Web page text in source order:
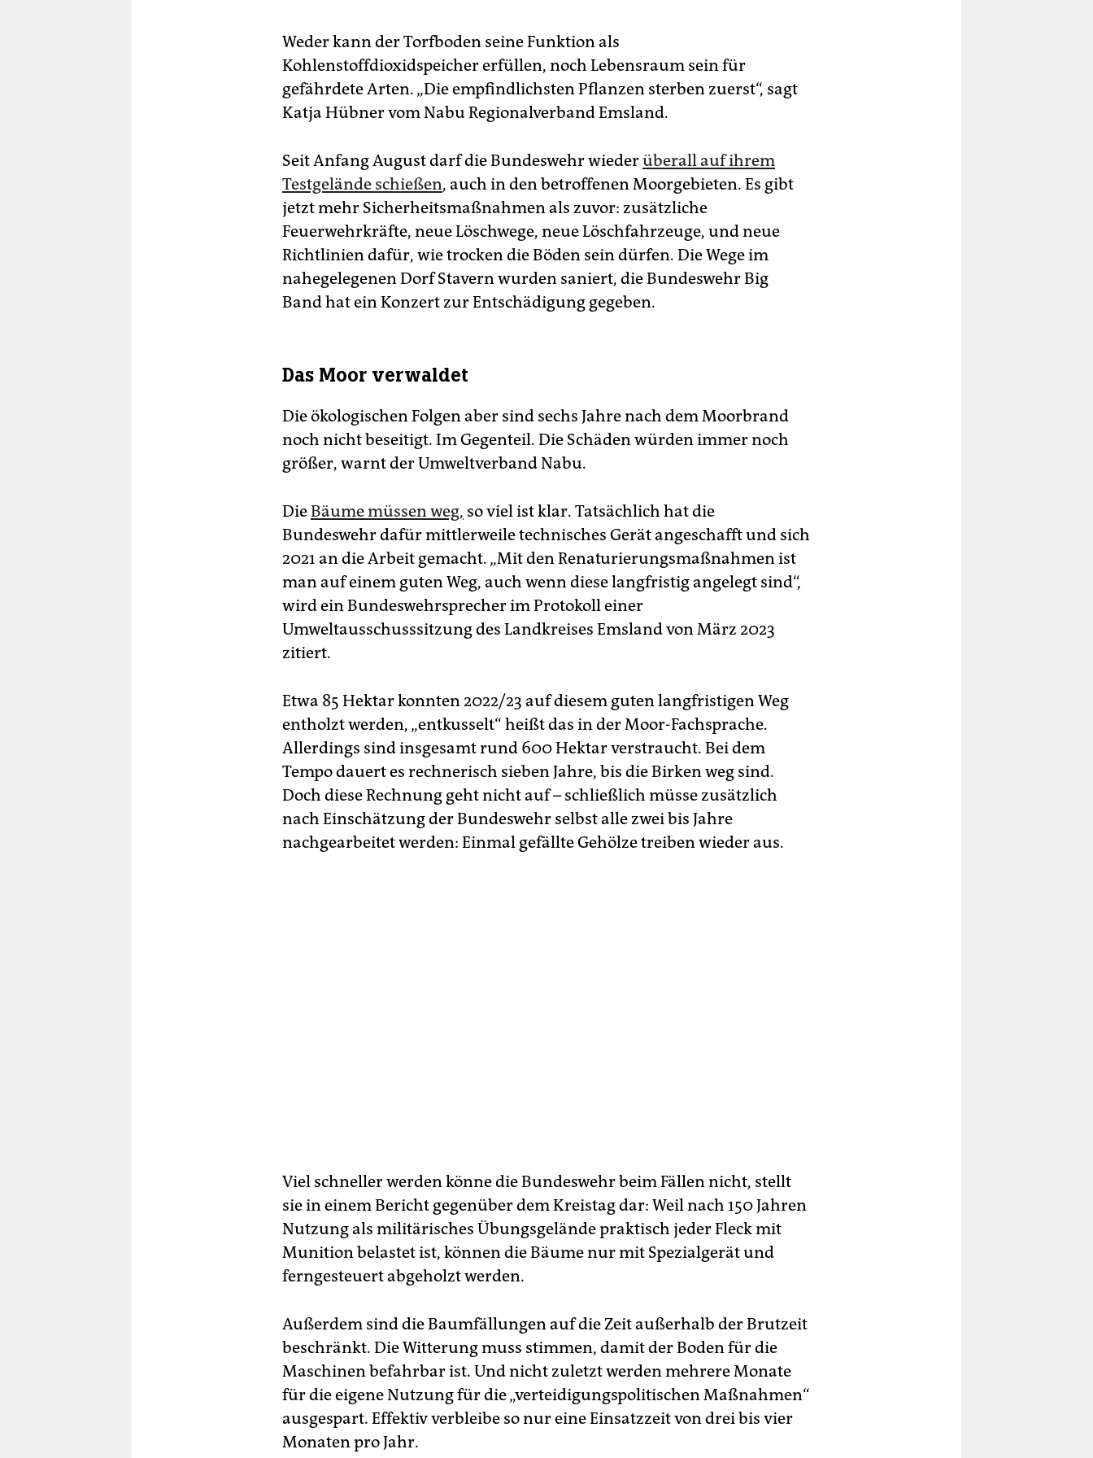
Weder kann der Torfboden seine Funktion als
Kohlenstoffdioxidspeicher erfüllen, noch Lebensraum sein für
gefährdete Arten. „Die empfindlichsten Pflanzen sterben zuerst“, sagt
Katja Hübner vom Nabu Regionalverband Emsland.
Seit Anfang August darf die Bundeswehr wiederüberall auf ihrem
Testgelände schießen, auch in den betroffenen Moorgebieten. Es gibt
jetzt mehr Sicherheitsmaßnahmen als zuvor: zusätzliche
Feuerwehrkräfte, neue Löschwege, neue Löschfahrzeuge, und neue
Richtlinien dafür, wie trocken die Böden sein dürfen. Die Wege im
nahegelegenen Dorf Stavern wurden saniert, die Bundeswehr Big
Band hat ein Konzert zur Entschädigung gegeben.
Das Moor verwaldet
Die ökologischen Folgen aber sind sechs Jahre nach dem Moorbrand
noch nicht beseitigt. Im Gegenteil. Die Schäden würden immer noch
größer, warnt der Umweltverband Nabu.
DieBäume müssen weg, so viel ist klar. Tatsächlich hat die
Bundeswehr dafür mittlerweile technisches Gerät angeschafft und sich
2021 an die Arbeit gemacht. „Mit den Renaturierungsmaßnahmen ist
man auf einem guten Weg, auch wenn diese langfristig angelegt sind“,
wird ein Bundeswehrsprecher im Protokoll einer
Umweltausschusssitzung des Landkreises Emsland von März 2023
zitiert.
Etwa 85 Hektar konnten 2022/23 auf diesem guten langfristigen Weg
entholzt werden, „entkusselt“ heißt das in der Moor-Fachsprache.
Allerdings sind insgesamt rund 600 Hektar verstraucht. Bei dem
Tempo dauert es rechnerisch sieben Jahre, bis die Birken weg sind.
Doch diese Rechnung geht nicht auf – schließlich müsse zusätzlich
nach Einschätzung der Bundeswehr selbst alle zwei bis Jahre
nachgearbeitet werden: Einmal gefällte Gehölze treiben wieder aus.
Viel schneller werden könne die Bundeswehr beim Fällen nicht, stellt
sie in einem Bericht gegenüber dem Kreistag dar: Weil nach 150 Jahren
Nutzung als militärisches Übungsgelände praktisch jeder Fleck mit
Munition belastet ist, können die Bäume nur mit Spezialgerät und
ferngesteuert abgeholzt werden.
Außerdem sind die Baumfällungen auf die Zeit außerhalb der Brutzeit
beschränkt. Die Witterung muss stimmen, damit der Boden für die
Maschinen befahrbar ist. Und nicht zuletzt werden mehrere Monate
für die eigene Nutzung für die „verteidigungspolitischen Maßnahmen“
ausgespart. Effektiv verbleibe so nur eine Einsatzzeit von drei bis vier
Monaten pro Jahr.